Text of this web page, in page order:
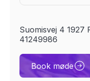
Suomisvej 4 1927
41249986
Book møde